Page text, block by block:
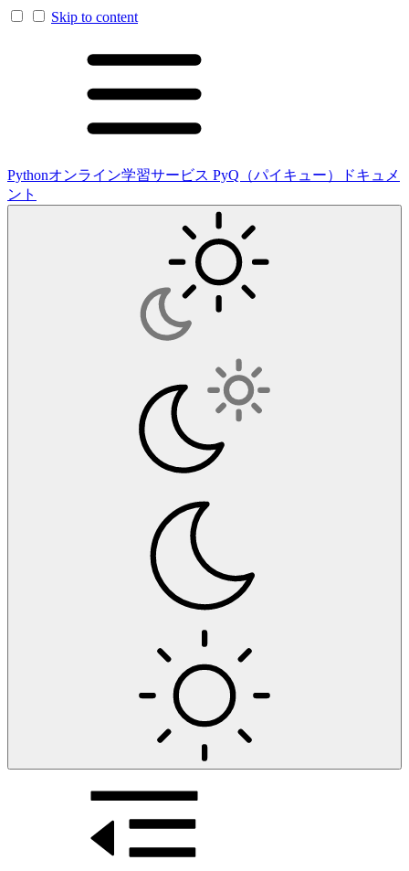
Skip to content
Pythonオンライン学習サービス PyQ（パイキュー）ドキュメ
ント